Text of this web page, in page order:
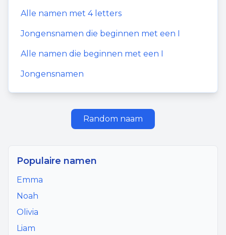
Alle namen met 4letters
Jongensnamen die beginnen met een I
Alle namen die beginnen met een I
Jongensnamen
Random naam
Populaire namen
Emma
Noah
Olivia
Liam